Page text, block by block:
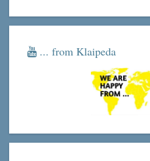
... from Klaipeda